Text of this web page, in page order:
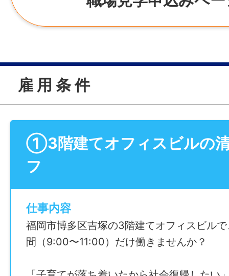
雇 用 条 件
①3階建てオフィスビルの
フ
仕事内容
福岡市博多区吉塚の3階建てオフィスビル
間（9:00〜11:00）だけ働きませんか？